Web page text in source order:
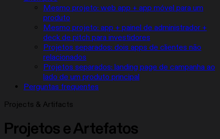
Mesmo projeto: web app + app móvel para um
produto
Mesmo projeto: app + painel de administrador +
deck de pitch para investidores
Projetos separados: dois apps de clientes não
relacionados
Projetos separados: landing page de campanha ao
lado de um produto principal
Perguntas frequentes
Projects & Artifacts
Projetos e Artefatos